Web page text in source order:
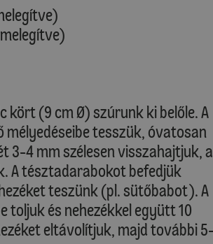
kört (9 cm Ø) szúrunk ki belőle. A
tesszük, óvatosan
3-4 mm szélesen visszahajtjuk, a
A tésztadarabokot befedjük
teszünk (pl. sütőbabot). A
toljuk és nehezékkel együtt 10
eltávolítjuk, majd további